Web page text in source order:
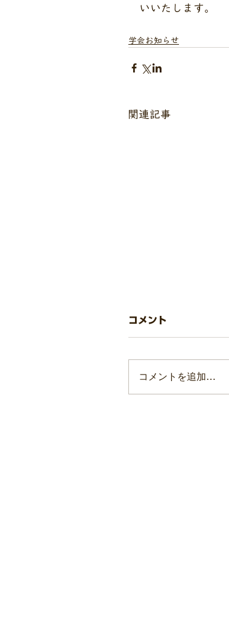
いいたします。
学会お知らせ
関連記事
学会誌「人間教
つきまして
のタイトル、著者
まして一覧にまと
コメント
コメントを追加…